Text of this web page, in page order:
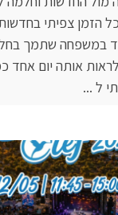
הזמן צפיתי
במשפחה שתמך
אותה יום אחד
ל ...